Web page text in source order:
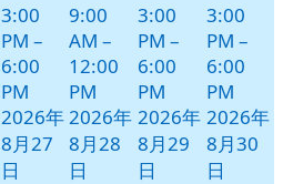
3:00
PM –
6:00
PM
2026年
8月27
日
9:00
AM –
12:00
PM
2026年
8月28
日
3:00
PM –
6:00
PM
2026年
8月29
日
3:00
PM –
6:00
PM
2026年
8月30
日